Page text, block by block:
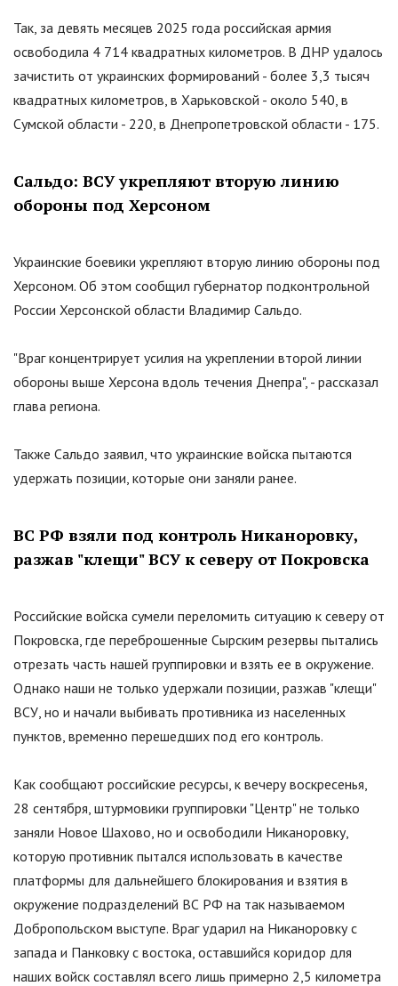
Так, за девять месяцев 2025 года российская армия
освободила 4 714 квадратных километров. В ДНР удалось
зачистить от украинских формирований - более 3,3 тысяч
квадратных километров, в Харьковской - около 540, в
Сумской области - 220, в Днепропетровской области - 175.
Сальдо: ВСУ укрепляют вторую линию
обороны под Херсоном
Украинские боевики укрепляют вторую линию обороны под
Херсоном. Об этом сообщил губернатор подконтрольной
России Херсонской области Владимир Сальдо.
"Враг концентрирует усилия на укреплении второй линии
обороны выше Херсона вдоль течения Днепра", - рассказал
глава региона.
Также Сальдо заявил, что украинские войска пытаются
удержать позиции, которые они заняли ранее.
ВС РФ взяли под контроль Никаноровку,
разжав "клещи"ВСУ к северу от Покровска
Российские войска сумели переломить ситуацию к северу от
Покровска, где переброшенные Сырским резервы пытались
отрезать часть нашей группировки и взять ее в окружение.
Однако наши не только удержали позиции, разжав "клещи"
ВСУ, но и начали выбивать противника из населенных
пунктов, временно перешедших под его контроль.
Как сообщают российские ресурсы, к вечеру воскресенья,
28 сентября, штурмовики группировки "Центр"не только
заняли Новое Шахово, но и освободили Никаноровку,
которую противник пытался использовать в качестве
платформы для дальнейшего блокирования и взятия в
окружение подразделений ВС РФ на так называемом
Добропольском выступе. Враг ударил на Никаноровку с
запада и Панковку с востока, оставшийся коридор для
наших войск составлял всего лишь примерно 2,5 километра